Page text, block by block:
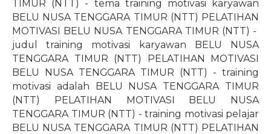
TIMUR (NTT) - tema training motivasi karyawan
BELU NUSA TENGGARA TIMUR (NTT) PELATIHAN
MOTIVASI BELU NUSA TENGGARA TIMUR (NTT) -
judul training motivasi karyawan BELU NUSA
TENGGARA TIMUR (NTT) PELATIHAN MOTIVASI
BELU NUSA TENGGARA TIMUR (NTT) - training
motivasi adalah BELU NUSA TENGGARA TIMUR
(NTT) PELATIHAN MOTIVASI BELU NUSA
TENGGARA TIMUR (NTT) - training motivasi pelajar
BELU NUSA TENGGARA TIMUR (NTT) PELATIHAN